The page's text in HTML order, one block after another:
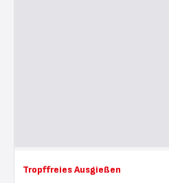
Tropffreies Ausgießen